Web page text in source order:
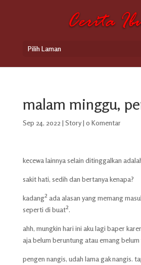
Pilih Laman
malam minggu,
Sep 24, 2022 | Story| 0 Komentar
kecewa lainnya selain ditinggalkan
sakit hati, sedih dan bertanya kenapa?
kadang² ada alasan yang memang
seperti di buat².
ahh, mungkin hari ini aku lagi baper
aja belum beruntung atau emang belum
pengen nangis, udah lama gak nangis.